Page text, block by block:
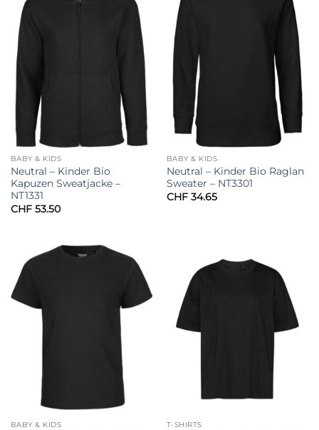
BABY & KIDS
Neutral – Kinder Bio
Kapuzen Sweatjacke –
NT1331
CHF53.50
BABY & KIDS
Neutral – Kinder Bio Raglan
Sweater – NT3301
CHF34.65
BABY & KIDS T-SHIRTS